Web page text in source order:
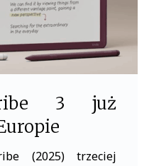
3 już
(2025) trzeciej